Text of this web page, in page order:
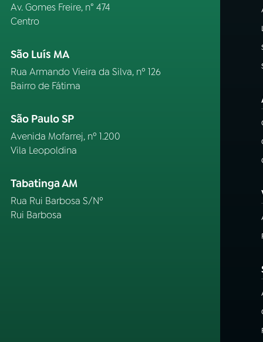
Av. Gomes Freire, n° 474
Centro
São Luís MA
Rua Armando Vieira da Silva, nº 126
Bairro de Fátima
São Paulo SP
Avenida Mofarrej, nº 1.200
Vila Leopoldina
Tabatinga AM
Rua Rui Barbosa S/Nº
Rui Barbosa